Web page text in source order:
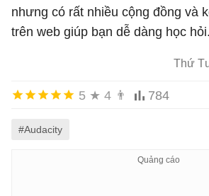
nhưng có rất nhiều cộng đồng và
trên web giúp bạn dễ dàng học hỏi.
Thứ
5 ★ 4 👨 784
#Audacity